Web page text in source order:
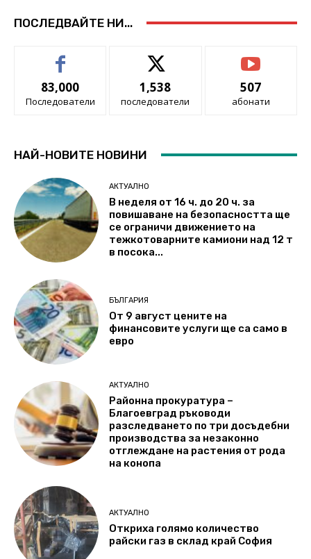
ПОСЛЕДВАЙТЕ НИ...
83,000
Последователи
1,538
последователи
507
абонати
НАЙ-НОВИТЕ НОВИНИ
АКТУАЛНО
В неделя от 16 ч. до 20 ч. за
повишаване на безопасността ще
се ограничи движението на
тежкотоварните камиони над 12 т
в посока...
БЪЛГАРИЯ
От 9 август цените на
финансовите услуги ще са само в
евро
АКТУАЛНО
Районна прокуратура –
Благоевград ръководи
разследването по три досъдебни
производства за незаконно
отглеждане на растения от рода
на конопа
АКТУАЛНО
Откриха голямо количество
райски газ в склад край София